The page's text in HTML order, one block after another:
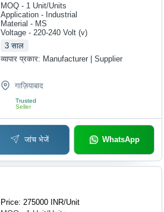
MOQ - 1 Unit/Units
Application - Industrial
Material - MS
Voltage - 220-240 Volt (v)
3 साल
व्यापार प्रकार: Manufacturer | Supplier
गाज़ियाबाद
Trusted
Seller
जांच भेजें WhatsApp
Price: 275000 INR/Unit